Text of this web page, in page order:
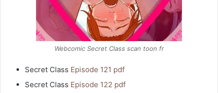
Webcomic Secret Class scan toon fr
Secret Class Episode 121 pdf
Secret Class Episode 122 pdf